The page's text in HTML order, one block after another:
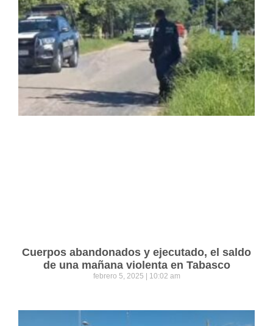
Cuerpos abandonados y ejecutado, el saldo
de una mañana violenta en Tabasco
febrero 5, 2025 10:02 am